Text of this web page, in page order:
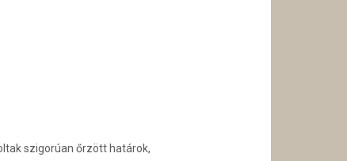
szigorúan őrzött határok,